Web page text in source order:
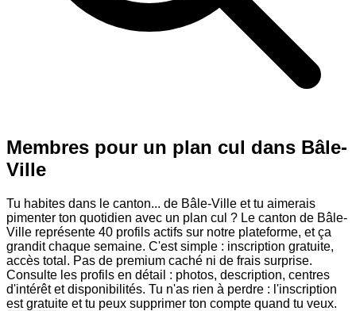
Membres pour un plan cul dans Bâle-
Ville
Tu habites dans le canton... de Bâle-Ville et tu aimerais
pimenter ton quotidien avec un plan cul ? Le canton de Bâle-
Ville représente 40 profils actifs sur notre plateforme, et ça
grandit chaque semaine. C'est simple : inscription gratuite,
accès total. Pas de premium caché ni de frais surprise.
Consulte les profils en détail : photos, description, centres
d'intérêt et disponibilités. Tu n'as rien à perdre : l'inscription
est gratuite et tu peux supprimer ton compte quand tu veux.